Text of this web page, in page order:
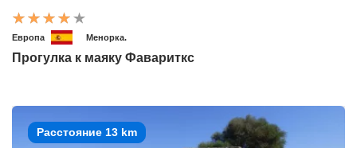
Европа Менорка.
Прогулка к маяку Фавариткс
Расстояние 13 km